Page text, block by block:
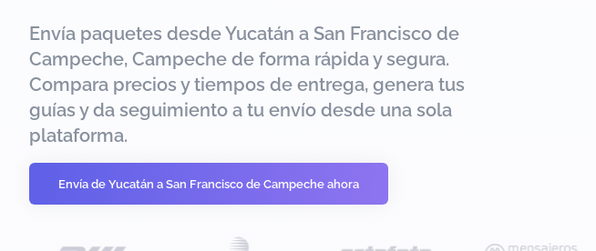
Envía paquetes desde Yucatán a San Francisco de
Campeche, Campeche de forma rápida y segura.
Compara precios y tiempos de entrega, genera tus
guías y da seguimiento a tu envío desde una sola
plataforma.
Envía de Yucatán a San Francisco de Campeche ahora